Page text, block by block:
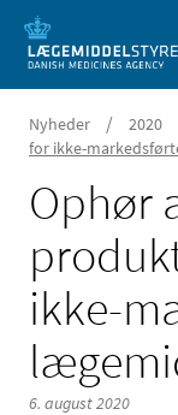
Nyheder / 2020
for ikke-
Ophør
ikke-
6. august 2020